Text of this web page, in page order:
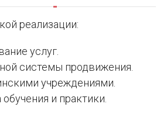
реализации:
услуг.
системы продвижения.
учреждениями.
и практики.